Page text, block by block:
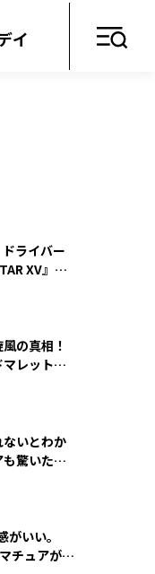
イ
ドライバー
XV』を
の真相！
レットが
ないとわか
驚いた
がいい。
チュアが選